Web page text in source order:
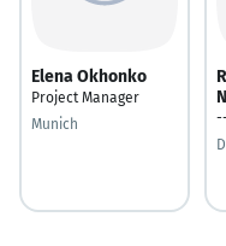
Elena Okhonko
Project Manager
Munich